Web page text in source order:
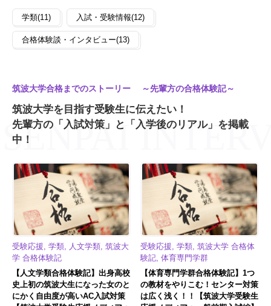
学類(11) 入試・受験情報(12)
合格体験談・インタビュー(13)
筑波大学合格までのストーリー ～先輩方の合格体験記～
筑波大学を目指す受験生に伝えたい！
先輩方の「入試対策」と「入学後のリアル」を掲載
中！
受験応援, 学類, 人文学類, 筑波大
学 合格体験記
【人文学類合格体験記】出身高校
史上初の筑波大生になった女のと
にかく自由度が高いAC入試対策
受験応援, 学類, 筑波大学 合格体
験記, 体育専門学群
【体育専門学群合格体験記】1つ
の教材をやりこむ！センター対策
は広く浅く！！【筑波大学受験生